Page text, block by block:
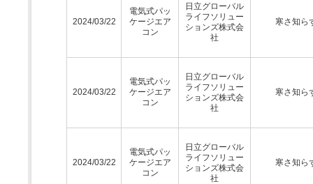
2024/03/22
電気式パッ
ケージエア
コン
日立グローバル
ライフソリュー
ションズ株式会
社
寒さ知ら
2024/03/22
電気式パッ
ケージエア
コン
日立グローバル
ライフソリュー
ションズ株式会
社
寒さ知ら
2024/03/22
電気式パッ
ケージエア
コン
日立グローバル
ライフソリュー
ションズ株式会
社
寒さ知ら